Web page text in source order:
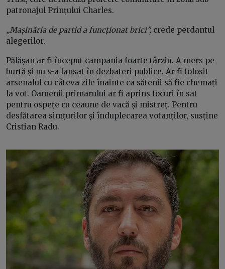
patronajul Prințului Charles.
„Mașinăria de partid a funcționat brici”, crede perdantul
alegerilor.
Pălășan ar fi început campania foarte târziu. A mers pe
burtă și nu s-a lansat în dezbateri publice. Ar fi folosit
arsenalul cu câteva zile înainte ca sătenii să fie chemați
la vot. Oamenii primarului ar fi aprins focuri în sat
pentru ospețe cu ceaune de vacă și mistreț. Pentru
desfătarea simțurilor și înduplecarea votanților, susține
Cristian Radu.